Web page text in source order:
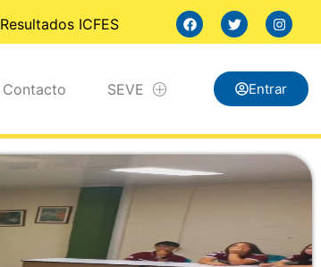
Resultados ICFES
Contacto SEVE Entrar